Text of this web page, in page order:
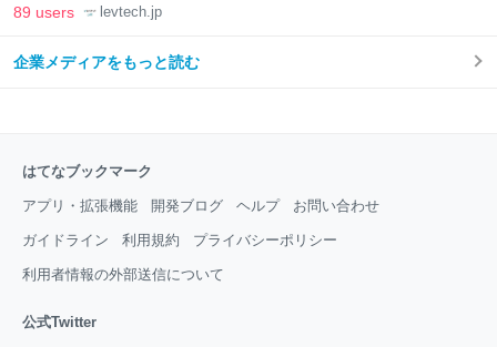
LAB
89 users levtech.jp
企業メディアをもっと読む
はてなブックマーク
アプリ・拡張機能 開発ブログ ヘルプ お問い合わせ
ガイドライン 利用規約 プライバシーポリシー
利用者情報の外部送信について
公式Twitter